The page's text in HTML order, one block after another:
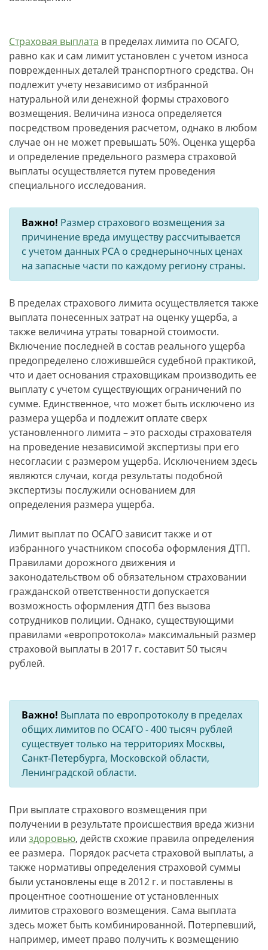
Страховая выплата в пределах лимита по ОСАГО,
равно как и сам лимит установлен с учетом износа
поврежденных деталей транспортного средства. Он
подлежит учету независимо от избранной
натуральной или денежной формы страхового
возмещения. Величина износа определяется
посредством проведения расчетом, однако в любом
случае он не может превышать 50%. Оценка ущерба
и определение предельного размера страховой
выплаты осуществляется путем проведения
специального исследования.
Важно! Размер страхового возмещения за
причинение вреда имуществу рассчитывается
с учетом данных РСА о среднерыночных ценах
на запасные части по каждому региону страны.
В пределах страхового лимита осуществляется также
выплата понесенных затрат на оценку ущерба, а
также величина утраты товарной стоимости.
Включение последней в состав реального ущерба
предопределено сложившейся судебной практикой,
что и дает основания страховщикам производить ее
выплату с учетом существующих ограничений по
сумме. Единственное, что может быть исключено из
размера ущерба и подлежит оплате сверх
установленного лимита – это расходы страхователя
на проведение независимой экспертизы при его
несогласии с размером ущерба. Исключением здесь
являются случаи, когда результаты подобной
экспертизы послужили основанием для
определения размера ущерба.
Лимит выплат по ОСАГО зависит также и от
избранного участником способа оформления ДТП.
Правилами дорожного движения и
законодательством об обязательном страховании
гражданской ответственности допускается
возможность оформления ДТП без вызова
сотрудников полиции. Однако, существующими
правилами «европротокола» максимальный размер
страховой выплаты в 2017 г. составит 50 тысяч
рублей.
Важно! Выплата по европротоколу в пределах
общих лимитов по ОСАГО - 400 тысяч рублей
существует только на территориях Москвы,
Санкт-Петербурга, Московской области,
Ленинградской области.
При выплате страхового возмещения при
получении в результате происшествия вреда жизни
или здоровью, действ схожие правила определения
ее размера. Порядок расчета страховой выплаты, а
также нормативы определения страховой суммы
были установлены еще в 2012 г. и поставлены в
процентное соотношение от установленных
лимитов страхового возмещения. Сама выплата
здесь может быть комбинированной. Потерпевший,
например, имеет право получить к возмещению